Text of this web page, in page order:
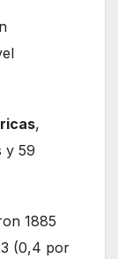
,
y 59
1885
(0,4 por